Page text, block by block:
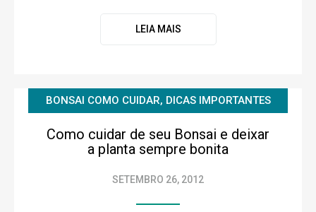
LEIA MAIS
BONSAI COMO CUIDAR, DICAS IMPORTANTES
Como cuidar de seu Bonsai e deixar
a planta sempre bonita
SETEMBRO 26, 2012